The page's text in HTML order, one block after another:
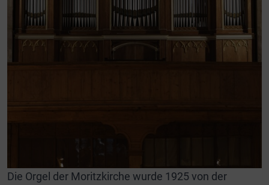
Die Orgel der Moritzkirche wurde 1925 von der